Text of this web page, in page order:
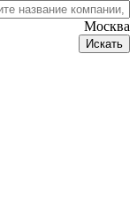
Москва
Искать